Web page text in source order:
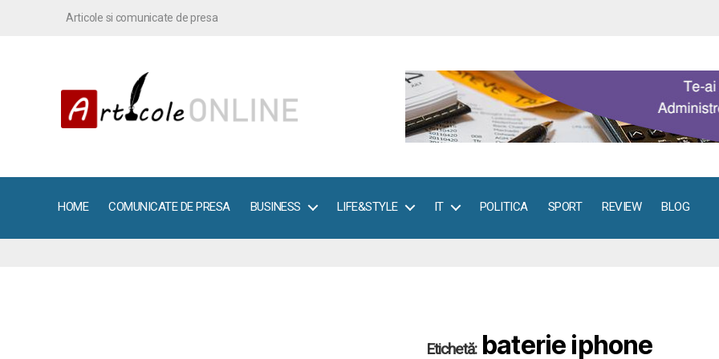
Articole si comunicate de presa
HOME COMUNICATE DE PRESA BUSINESS LIFE&STYLE IT POLITICA SPORT REVIEW BLOG
Etichetă: baterie iphone